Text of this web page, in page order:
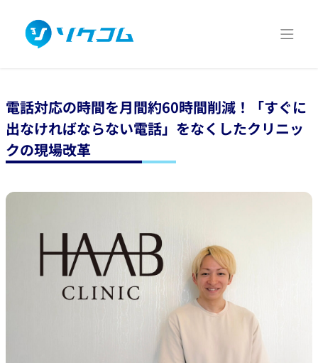
電話対応の時間を月間約60時間削減！「すぐに
出なければならない電話」をなくしたクリニッ
クの現場改革